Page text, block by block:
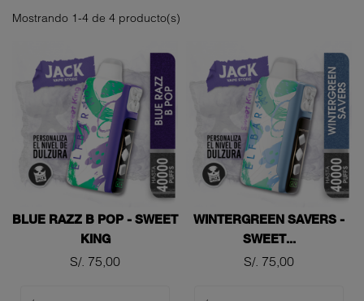
Mostrando 1-4 de 4 producto(s)
BLUE RAZZ B POP - SWEET
KING
Precio
S/. 75,00
WINTERGREEN SAVERS -
SWEET...
Precio
S/. 75,00